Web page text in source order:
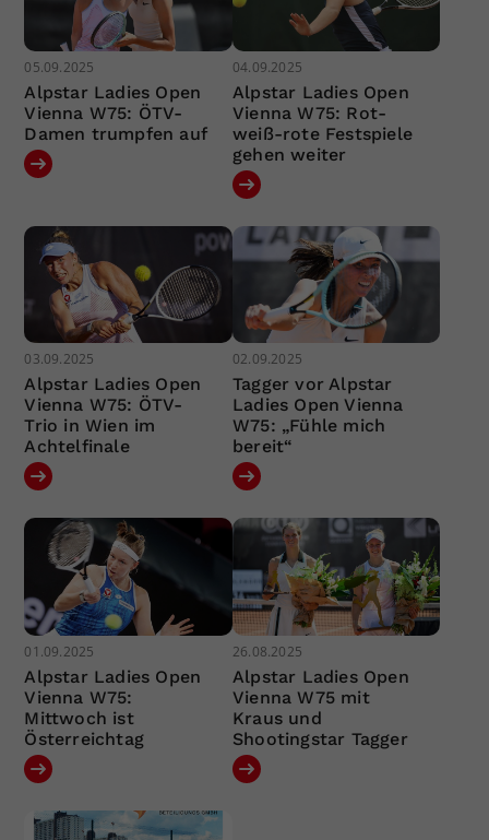
05.09.2025
Alpstar Ladies Open
Vienna W75: ÖTV-
Damen trumpfen auf
04.09.2025
Alpstar Ladies Open
Vienna W75: Rot-
weiß-rote Festspiele
gehen weiter
03.09.2025
Alpstar Ladies Open
Vienna W75: ÖTV-
Trio in Wien im
Achtelfinale
02.09.2025
Tagger vor Alpstar
Ladies Open Vienna
W75: „Fühle mich
bereit“
01.09.2025
Alpstar Ladies Open
Vienna W75:
Mittwoch ist
Österreichtag
26.08.2025
Alpstar Ladies Open
Vienna W75 mit
Kraus und
Shootingstar Tagger